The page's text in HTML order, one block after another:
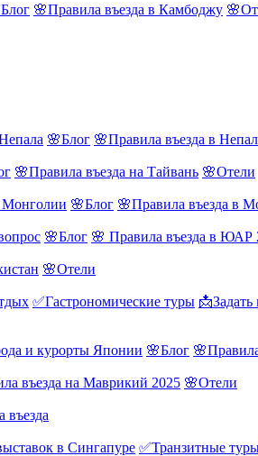
🌸Правила въезда в Камбоджу
🌸Блог 🌸Правила въезда в Непал
🌸Правила въезда на Тайвань 🌸Отели
Монголии 🌸Блог 🌸Правила въезда в
🌸Блог 🌸 Правила въезда в ЮАР
🌸Отели
✅Гастрономические туры 📩Задать
и курорты Японии 🌸Блог
въезда на Маврикий 2025 🌸Отели
въезда
в Сингапуре ✅Транзитные